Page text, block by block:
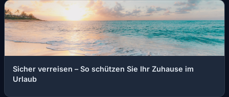
Sicher verreisen – So schützen Sie Ihr Zuhause im
Urlaub